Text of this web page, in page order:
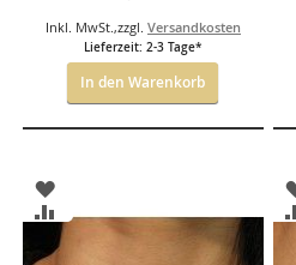
Inkl. MwSt. ,zzgl. Versandkosten
Lieferzeit: 2-3 Tage*
In den Warenkorb
ZUR
WUNSCHLISTE
HINZUFÜGEN
ZUR
VERGLEICHSLISTE
HINZUFÜGEN